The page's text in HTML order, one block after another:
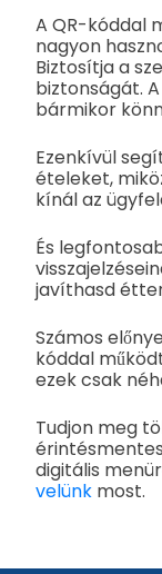
A QR-kóddal
nagyon
Biztosítja a
biztonságát.
bármikor
Ezenkívül
ételeket,
kínál az
És
javíthasd
Számos
kóddal
ezek csak
Tudjon meg
digitális
velünk most.